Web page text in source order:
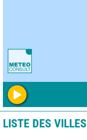
LISTE DES